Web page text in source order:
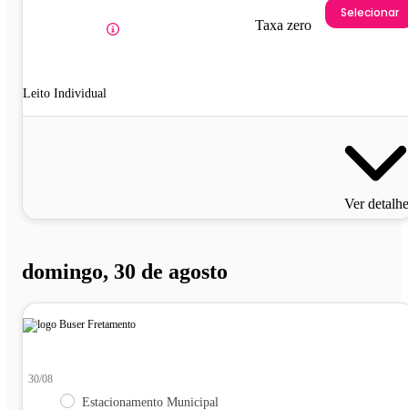
Leito Individual
Taxa zero
Selecionar
Ver
domingo, 30 de agosto
30/08
Estacionamento Municipal